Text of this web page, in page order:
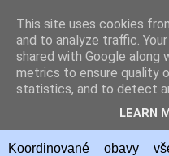
Hegaion Č
19. 12. 2008
Selektivní média
Koordinované obavy
This site uses cookies
and to analyze traffic.
shared with Google along
metrics to ensure quality
statistics, and to detect
LEARN